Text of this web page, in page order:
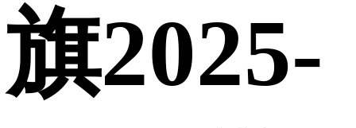
旗2025-